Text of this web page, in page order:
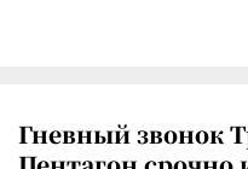
Гневный звонок